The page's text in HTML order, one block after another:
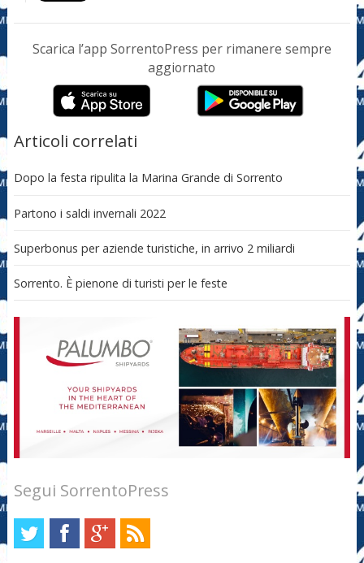
Scarica l’app SorrentoPress per rimanere sempre
aggiornato
Articoli correlati
Dopo la festa ripulita la Marina Grande di Sorrento
Partono i saldi invernali 2022
Superbonus per aziende turistiche, in arrivo 2 miliardi
Sorrento. È pienone di turisti per le feste
Segui SorrentoPress